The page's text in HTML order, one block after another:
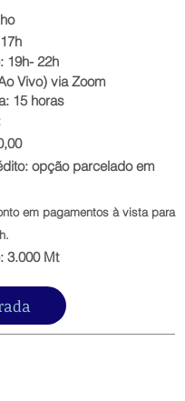
19h- 22h
Vivo) via Zoom
15 horas
opção parcelado em
em pagamentos à vista para
3.000 Mt